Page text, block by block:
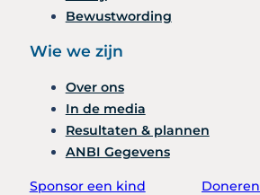
Bewustwording
Wie we zijn
Over ons
In de media
Resultaten & plannen
ANBI Gegevens
Sponsor een kind Doneren